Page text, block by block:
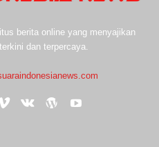
berita online yang menyajikan
dan terpercaya.